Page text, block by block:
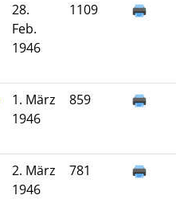
28.
Feb.
1946
1109
1. März
1946
859
2. März
1946
781